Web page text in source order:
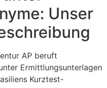
Unser
AP beruft
Ermittlungsunterlagen
Kurztest-